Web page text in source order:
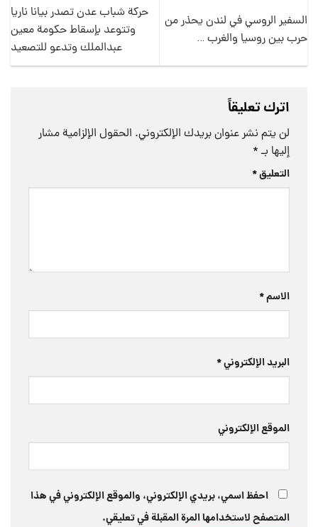
السفير الروسي في لندن يحذر من
حرب بين روسيا والغرب …
حركة شباب عدن تصدر بيانا ناريا
وتتوعد بإسقاط حكومة معين
عبدالملك وتدعو للتصعيد
اترك تعليقاً
لن يتم نشر عنوان بريدك الإلكتروني. الحقول الإلزامية مشار
إليها بـ *
التعليق*
الاسم*
البريد الإلكتروني*
الموقع الإلكتروني
احفظ اسمي، بريدي الإلكتروني، والموقع الإلكتروني في هذا
المتصفح لاستخدامها المرة المقبلة في تعليقي.